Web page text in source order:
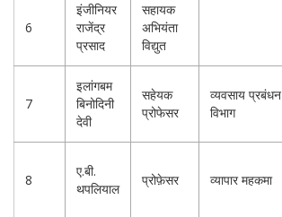
6
इंजीनियर
राजेंद्र
प्रसाद
सहायक
अभियंता
विद्युत
7
इलांगबम
बिनोदिनी
देवी
सहेयक
प्रोफेसर
व्यवसाय प्रबंधन
विभाग
8
ए.बी.
थपलियाल
प्रोफ़ेसर व्यापार महकमा